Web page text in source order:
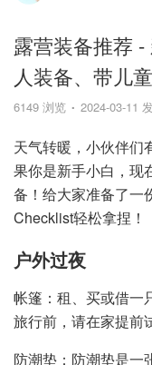
露营装备推荐
人装备、带儿
6149 浏览 2024-03-11
天气转暖，小伙伴们
果你是新手小白，现
备！给大家准备了一
Checklist轻松拿捏！
户外过夜
帐篷：租、买或借一
旅行前，请在家提前
防潮垫：防潮垫是一